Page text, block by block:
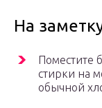
На
Поместите
стирки на
обычной